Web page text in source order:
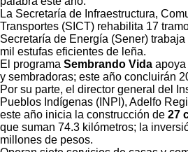
La Secretaría de Infraestructura,
Transportes (SICT) rehabilita 17
Secretaría de Energía (Sener)
mil estufas eficientes de leña.
El programa Sembrando Vida apoya
y sembradoras; este año concluirán
Por su parte, el director general del
Pueblos Indígenas (INPI), Adelfo
este año inicia la construcción de 27
que suman 74.3 kilómetros; la
millones de pesos.